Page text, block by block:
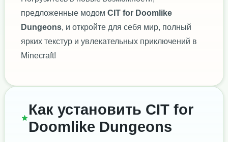
предложенные модом CIT for Doomlike
Dungeons, и откройте для себя мир, полный
ярких текстур и увлекательных приключений в
Minecraft!
Как установить CIT for
Doomlike Dungeons